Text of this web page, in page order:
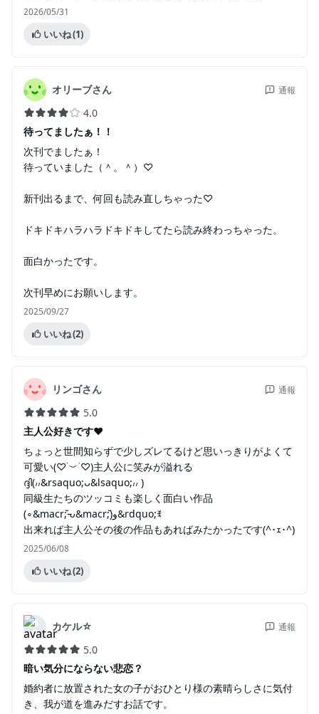
2026/05/31
いいね(1)
オリーブさん 通報
4.0
待ってましたぁ！！
次刊でましたぁ！
待っていました（＾。＾）♡
新刊出るまで、何回も読み直しちゃった♡
ドキドキハラハラドキドキしてたら読み終わっちゃった。
面白かったです。
次刊早めにお願いします。
2025/09/27
いいね(2)
リンゴさん 通報
5.0
主人公好きです❤
ちょっと世間知らずで少しズレてるけど思いっきりがよくて
可愛い(♡˙︶˙♡)主人公に笑みが溢れる
ദ്ദി(៸៸&rsaquo;ᴗ&lsaquo;៸៸ )
同級生たちのツッコミも楽しく面白い作品
(∘&macr;̆ᘢ&macr;̆)و&rdquo;ꉂ
出来れば主人公その後の作品もあればみたかったです(^･ｪ･^)
2025/06/08
いいね(2)
カケル☆ 通報
5.0
暗い気分にならない悲恋？
婚約者に放置された女の子がおひとり様の素晴らしさに気付
き、我が道を進みだすお話です。